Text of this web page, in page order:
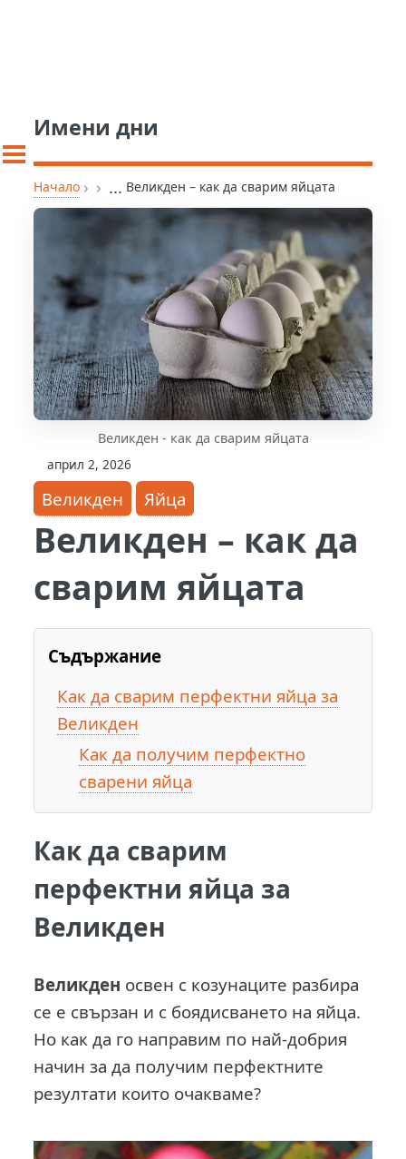
Имени дни
Начало › › ... Великден – как да сварим яйцата
Великден - как да сварим яйцата
април 2, 2026
Великден Яйца
Великден – как да
сварим яйцата
Съдържание
Как да сварим перфектни яйца за
Великден
Как да получим перфектно
сварени яйца
Как да сварим
перфектни яйца за
Великден
Великден освен с козунаците разбира
се е свързан и с боядисването на яйца.
Но как да го направим по най-добрия
начин за да получим перфектните
резултати които очакваме?